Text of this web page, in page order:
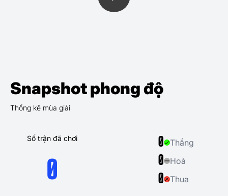
Snapshot phong độ
Thống kê mùa giải
Số trận đã chơi
0
0 Thắng
0 Hoà
0 Thua